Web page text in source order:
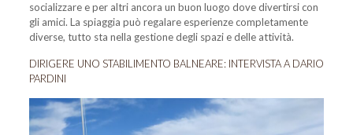
socializzare e per altri ancora un buon luogo dove divertirsi con
gli amici. La spiaggia può regalare esperienze completamente
diverse, tutto sta nella gestione degli spazi e delle attività.
DIRIGERE UNO STABILIMENTO BALNEARE: INTERVISTA A DARIO
PARDINI